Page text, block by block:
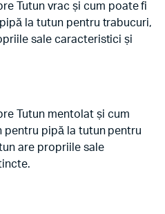
Tutun vrac și cum poate fi
la tutun pentru trabucuri,
sale caracteristici și
Tutun mentolat și cum
pentru pipă la tutun pentru
are propriile sale